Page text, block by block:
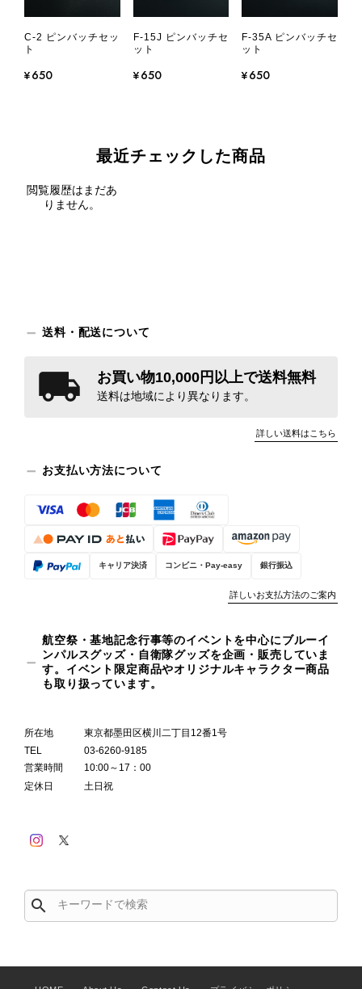
C-2 ピンバッチセッ
ト
¥650
F-15J ピンバッチセ
ット
¥650
F-35A ピンバッチセ
ット
¥650
最近チェックした商品
閲覧履歴はまだあ
りません。
送料・配送について
お買い物10,000円以上で送料無料
送料は地域により異なります。
詳しい送料はこちら
お支払い方法について
キャリア決済 コンビニ・Pay-easy 銀行振込
詳しいお支払方法のご案内
航空祭・基地記念行事等のイベントを中心にブルーイ
ンパルスグッズ・自衛隊グッズを企画・販売していま
す。イベント限定商品やオリジナルキャラクター商品
も取り扱っています。
所在地
東京都墨田区横川二丁目12番1号
TEL
03-6260-9185
営業時間
10:00～17：00
定休日
土日祝
search